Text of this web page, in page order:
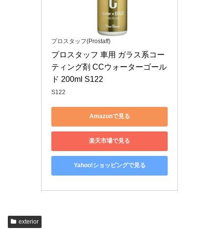
プロスタッフ(Prostaff)
プロスタッフ 車用 ガラス系コー
ティング剤 CCウォーターゴール
ド 200ml S122
S122
Amazonで見る
楽天市場で見る
Yahoo!ショッピングで見る
exterior